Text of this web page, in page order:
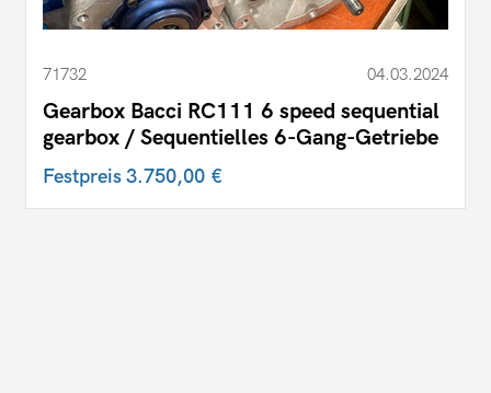
71732 04.03.2024
Gearbox Bacci RC111 6 speed sequential
gearbox / Sequentielles 6-Gang-Getriebe
Festpreis3.750,00 €